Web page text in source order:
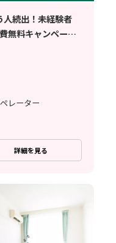
続出！未経験者
無料キャンペーン
レーター
詳細を見る